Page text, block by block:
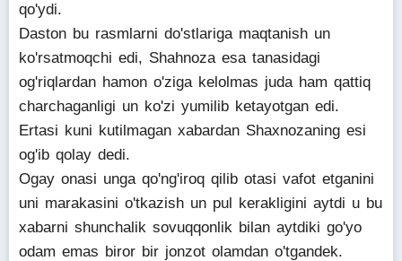
qo'ydi.
Daston bu rasmlarni do'stlariga maqtanish un
ko'rsatmoqchi edi, Shahnoza esa tanasidagi
og'riqlardan hamon o'ziga kelolmas juda ham qattiq
charchaganligi un ko'zi yumilib ketayotgan edi.
Ertasi kuni kutilmagan xabardan Shaxnozaning esi
og'ib qolay dedi.
Ogay onasi unga qo'ng'iroq qilib otasi vafot etganini
uni marakasini o'tkazish un pul kerakligini aytdi u bu
xabarni shunchalik sovuqqonlik bilan aytdiki go'yo
odam emas biror bir jonzot olamdan o'tgandek.